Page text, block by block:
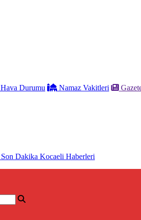
Hava Durumu Namaz Vakitleri